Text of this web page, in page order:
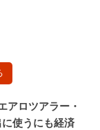
ロツアラー・
使うにも経済